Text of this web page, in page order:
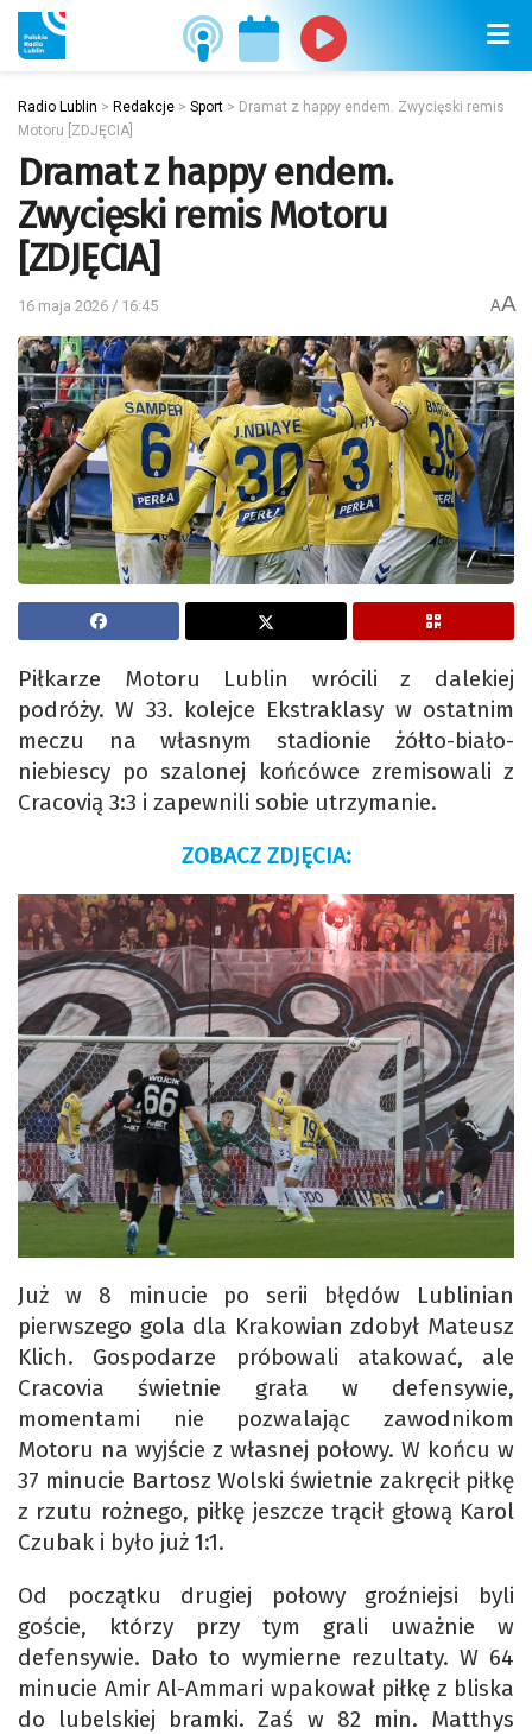
Radio Lublin > Redakcje > Sport > Dramat z happy endem. Zwycięski remis
Motoru [ZDJĘCIA]
Dramat z happy endem.
Zwycięski remis Motoru
[ZDJĘCIA]
16 maja 2026 / 16:45 AA
Piłkarze Motoru Lublin wrócili z dalekiej
podróży. W 33. kolejce Ekstraklasy w ostatnim
meczu na własnym stadionie żółto-biało-
niebiescy po szalonej końcówce zremisowali z
Cracovią 3:3 i zapewnili sobie utrzymanie.
ZOBACZ ZDJĘCIA:
Już w 8 minucie po serii błędów Lublinian
pierwszego gola dla Krakowian zdobył Mateusz
Klich. Gospodarze próbowali atakować, ale
Cracovia świetnie grała w defensywie,
momentami nie pozwalając zawodnikom
Motoru na wyjście z własnej połowy. W końcu w
37 minucie Bartosz Wolski świetnie zakręcił piłkę
z rzutu rożnego, piłkę jeszcze trącił głową Karol
Czubak i było już 1:1.
Od początku drugiej połowy groźniejsi byli
goście, którzy przy tym grali uważnie w
defensywie. Dało to wymierne rezultaty. W 64
minucie Amir Al-Ammari wpakował piłkę z bliska
do lubelskiej bramki. Zaś w 82 min. Matthys